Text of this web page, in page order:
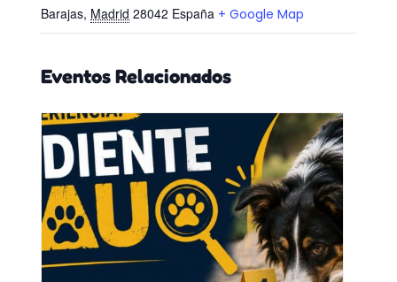
Barajas, Madrid 28042 España + Google Map
Eventos Relacionados